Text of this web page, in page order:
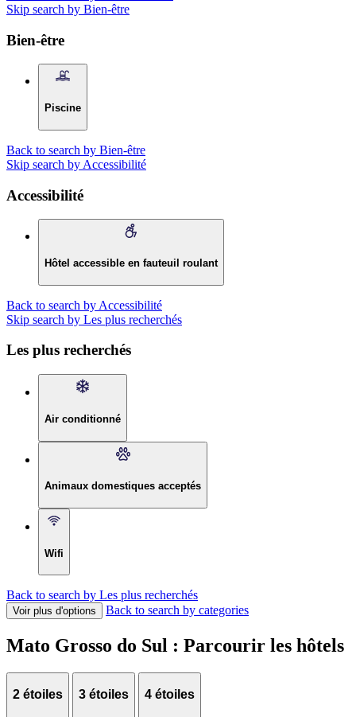
Skip search by Bien-être
Bien-être
Piscine
Back to search by Bien-être
Skip search by Accessibilité
Accessibilité
Hôtel accessible en fauteuil roulant
Back to search by Accessibilité
Skip search by Les plus recherchés
Les plus recherchés
Air conditionné
Animaux domestiques acceptés
Wifi
Back to search by Les plus recherchés
Voir plus d'options Back to search by categories
Mato Grosso do Sul : Parcourir les hôtels
2 étoiles 3 étoiles 4 étoiles